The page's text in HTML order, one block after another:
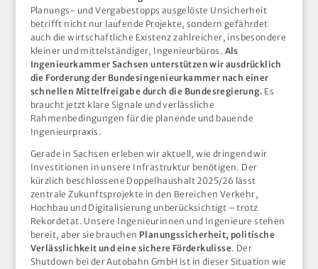
Planungs- und Vergabestopps ausgelöste Unsicherheit
betrifft nicht nur laufende Projekte, sondern gefährdet
auch die wirtschaftliche Existenz zahlreicher, insbesondere
kleiner und mittelständiger, Ingenieurbüros. Als
Ingenieurkammer Sachsen unterstützen wir ausdrücklich
die Forderung der Bundesingenieurkammer nach einer
schnellen Mittelfreigabe durch die Bundesregierung. Es
braucht jetzt klare Signale und verlässliche
Rahmenbedingungen für die planende und bauende
Ingenieurpraxis.
Gerade in Sachsen erleben wir aktuell, wie dringend wir
Investitionen in unsere Infrastruktur benötigen. Der
kürzlich beschlossene Doppelhaushalt 2025/26 lässt
zentrale Zukunftsprojekte in den Bereichen Verkehr,
Hochbau und Digitalisierung unberücksichtigt – trotz
Rekordetat. Unsere Ingenieurinnen und Ingenieure stehen
bereit, aber sie brauchen Planungssicherheit, politische
Verlässlichkeit und eine sichere Förderkulisse. Der
Shutdown bei der Autobahn GmbH ist in dieser Situation wie